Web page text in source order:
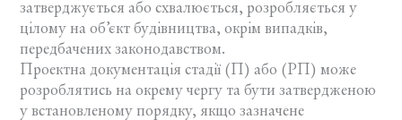
затверджується або схвалюється, розробляється у
цілому на об’єкт будівництва, окрім випадків,
передбачених законодавством.
Проектна документація стадії (П) або (РП) може
розроблятись на окрему чергу та бути затвердженою
у встановленому порядку, якщо зазначене